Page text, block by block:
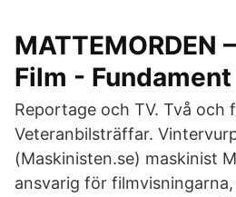
Film -
Reportage och TV. Två och
Veteranbilsträffar.
(Maskinisten.se) maskinist
ansvarig för